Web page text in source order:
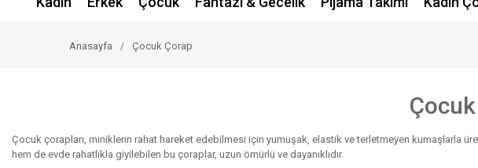
Anasayfa Çocuk Çorap
Çocuk çorapları, miniklerin rahat hareket edebilmesi için yumuşak, elastik ve terletmeyen kumaşlarla
hem de evde rahatlıkla giyilebilen bu çoraplar, uzun ömürlü ve dayanıklıdır.